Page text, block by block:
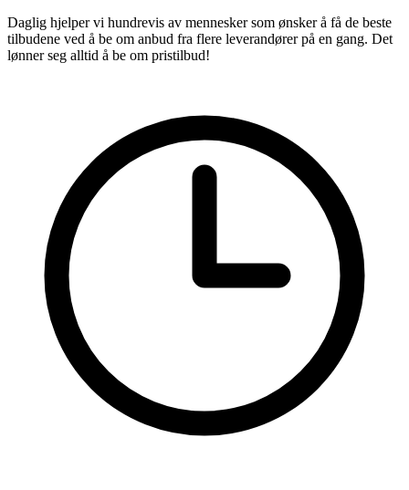
Daglig hjelper vi hundrevis av mennesker som ønsker å få de beste
tilbudene ved å be om anbud fra flere leverandører på en gang. Det
lønner seg alltid å be om pristilbud!